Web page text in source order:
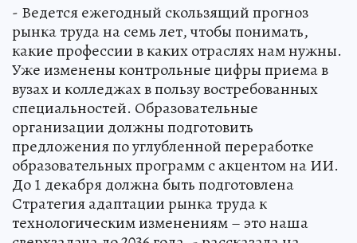
- Ведется ежегодный скользящий прогноз
рынка труда на семь лет, чтобы понимать,
какие профессии в каких отраслях нам нужны.
Уже изменены контрольные цифры приема в
вузах и колледжах в пользу востребованных
специальностей. Образовательные
организации должны подготовить
предложения по углубленной переработке
образовательных программ с акцентом на ИИ.
До 1 декабря должна быть подготовлена
Стратегия адаптации рынка труда к
технологическим изменениям – это наша